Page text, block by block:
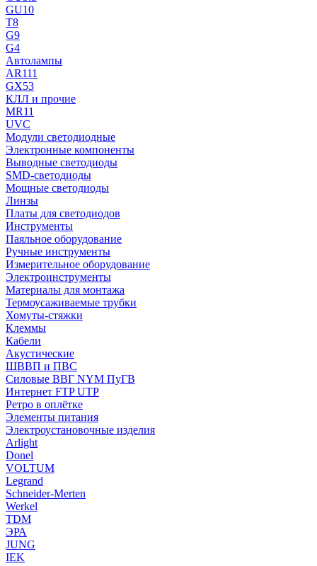
GU10
T8
G9
G4
Автолампы
AR111
GX53
КЛЛ и прочие
MR11
UVC
Модули светодиодные
Электронные компоненты
Выводные светодиоды
SMD-светодиоды
Мощные светодиоды
Линзы
Платы для светодиодов
Инструменты
Паяльное оборудование
Ручные инструменты
Измерительное оборудование
Электроинструменты
Материалы для монтажа
Термоусаживаемые трубки
Хомуты-стяжки
Клеммы
Кабели
Акустические
ШВВП и ПВС
Силовые ВВГ NYM ПуГВ
Интернет FTP UTP
Ретро в оплётке
Элементы питания
Электроустановочные изделия
Arlight
Donel
VOLTUM
Legrand
Schneider-Merten
Werkel
TDM
ЭРА
JUNG
IEK